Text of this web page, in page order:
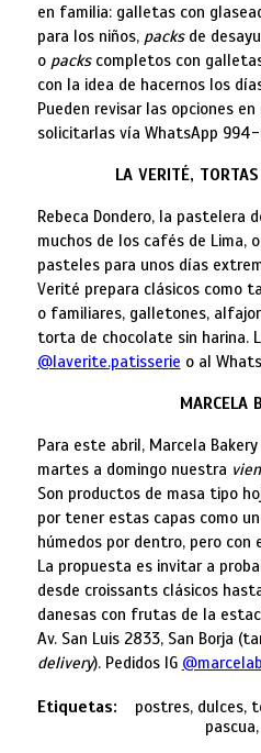
en familia: galletas con
para los niños, packs de
o packscompletos con
con la idea de hacernos los
Pueden revisar las opciones en
solicitarlas vía WhatsApp
LA VERITÉ,
Rebeca Dondero, la pastelera
muchos de los cafés de
pasteles para unos días
Verité prepara clásicos como
o familiares, galletones,
torta de chocolate sin harina.
@laverite.patisserie o al
MARCELA
Para este abril, Marcela
martes a domingo nuestra
Son productos de masa tipo
por tener estas capas como
húmedos por dentro, pero con
La propuesta es invitar a
desde croissants clásicos
danesas con frutas de la
Av. San Luis 2833, San Borja
delivery). Pedidos IG
Etiquetas:
postres, dulces,